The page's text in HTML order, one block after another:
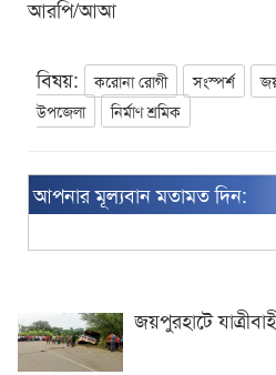
আরপি/আআ
বিষয়: করোনা রোগী সংস্পর্শ
উপজেলা
নির্মাণ শ্রমিক
আপনার মূল্যবান মতামত দিন:
জয়পুরহাটে